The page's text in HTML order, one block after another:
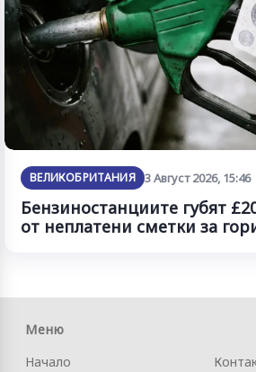
ВЕЛИКОБРИТАНИЯ 3 Август 2026, 15:46
Бензиностанциите губят
от неплатени сметки за
Меню
Начало